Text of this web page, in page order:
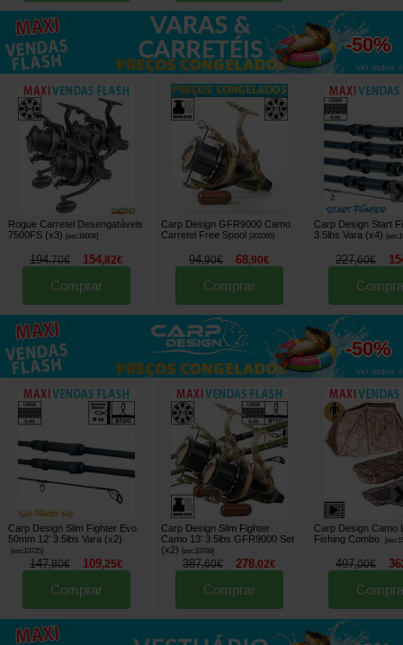
até
-50%
Ver todos »
Rogue Carretel Desengatáveis
7500FS (x3)
[esc16008]
194,70€ 154,82€
Comprar
Carp Design GFR9000 Camo
Carretel Free Spool [202005]
94,90€ 68,90€
Comprar
Carp Design Start
3.5lbs Vara (x4)
[
227,60€
até
-50%
Ver todos »
Carp Design Slim Fighter Evo
50mm 12' 3.5lbs Vara (x2)
[esc10725]
147,80€ 109,25€
Comprar
Carp Design Slim Fighter
Camo 13' 3.5lbs GFR9000 Set
(x2)
[esc10788]
387,60€ 278,02€
Comprar
Carp Design Camo
Fishing Combo
[
497,00€
até